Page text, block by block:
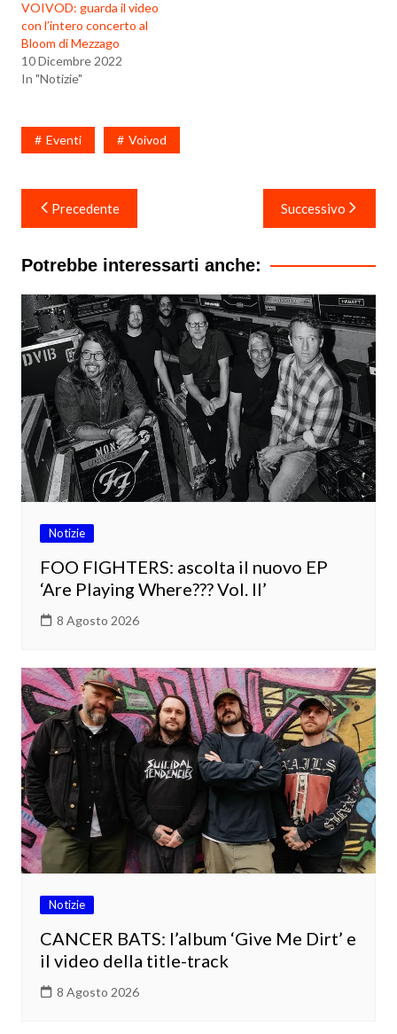
VOIVOD: guarda il video
con l’intero concerto al
Bloom di Mezzago
10 Dicembre 2022
In "Notizie"
Eventi Voivod
Navigazione
articoli
Precedente Successivo
Potrebbe interessarti anche:
Notizie
FOO FIGHTERS: ascolta il nuovo EP
‘Are Playing Where??? Vol. II’
8 Agosto 2026
Notizie
CANCER BATS: l’album ‘Give Me Dirt’ e
il video della title-track
8 Agosto 2026